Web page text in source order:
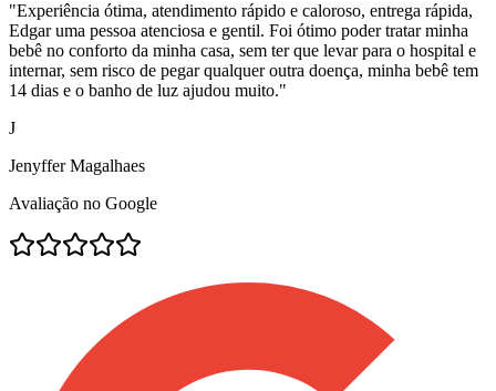
"Experiência ótima, atendimento rápido e caloroso, entrega rápida,
Edgar uma pessoa atenciosa e gentil. Foi ótimo poder tratar minha
bebê no conforto da minha casa, sem ter que levar para o hospital e
internar, sem risco de pegar qualquer outra doença, minha bebê tem
14 dias e o banho de luz ajudou muito."
J
Jenyffer Magalhaes
Avaliação no Google